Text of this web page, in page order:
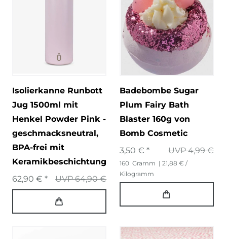
Isolierkanne Runbott
Jug 1500ml mit
Henkel Powder Pink -
geschmacksneutral,
BPA-frei mit
Keramikbeschichtung
UVP 64,90 €
62,90 € *
Badebombe Sugar
Plum Fairy Bath
Blaster 160g von
Bomb Cosmetic
UVP 4,99 €
3,50 € *
160 Gramm | 21,88 € /
Kilogramm